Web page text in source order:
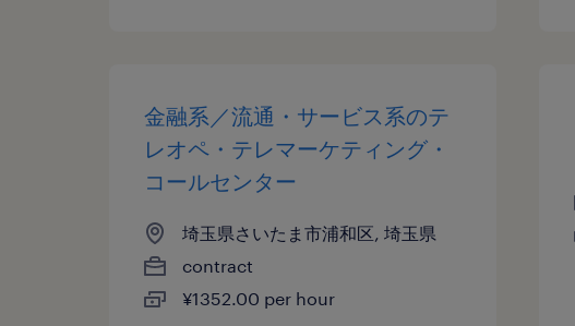
金融系／流通・サービス系のテ
レオペ・テレマーケティング・
コールセンター
埼玉県さいたま市浦和区, 埼玉県
contract
¥1352.00 per hour